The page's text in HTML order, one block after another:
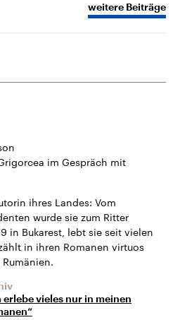
weitere Beiträge
im Gespräch mit
ihres Landes: Vom
wurde sie zum Ritter
in Bukarest, lebt sie seit vielen
in ihren Romanen virtuos
erlebe vieles nur in meinen